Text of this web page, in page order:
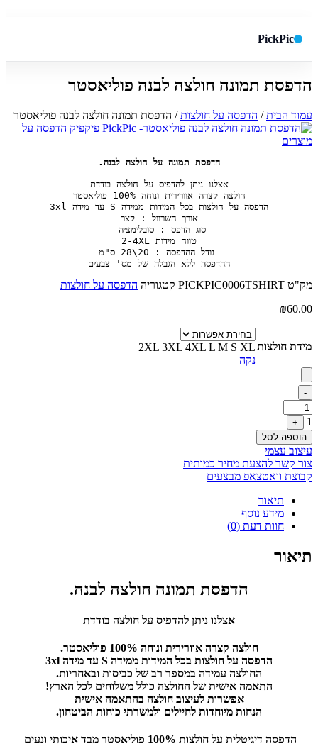
PickPic
הדפסת תמונה חולצה לבנה פוליאסטר
עמוד הבית/ הדפסה על חולצות/ הדפסת תמונה חולצה לבנה פוליאסטר
הדפסת תמונה על חולצה לבנה.
ההדפסה ללא הגבלה של מס' צבעים
מק"ט PICKPIC0006TSHIRT קטגוריה הדפסה על חולצות
₪60.00
מידת חולצות 2XL 3XL 4XL L M S XL
נקה
Quantity
-
1
+
הוספה לסל
עיצוב עצמי
צור קשר להצעת מחיר כמותית
קבוצת וואטצאפ מבצעים
תיאור
מידע נוסף
חוות דעת (0)
תיאור
הדפסת תמונה חולצה לבנה.
אצלנו ניתן להדפיס על חולצה בודדת
חולצה קצרה אוורירית ונוחה 100% פוליאסטר.
הדפסה על חולצות בכל המידות ממידה S עד מידה 3xl
החולצה עמידה במספר רב של כביסות ובאחריות.
התאמה אישית של החולצה כולל משלוחים לכל הארץ!
אפשרות לעיצוב חולצה בהתאמה אישית
הנחות מיוחדות לחיילים ולמשרתי כוחות הביטחון.
הדפסה דיגיטלית על חולצות 100% פוליאסטר מבד איכותי ונעים